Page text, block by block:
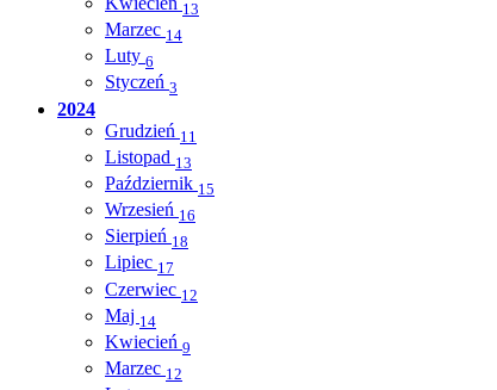
13
Marzec 14
Luty 6
Styczeń 3
2024
Grudzień 11
Listopad 13
Październik 15
Wrzesień 16
Sierpień 18
Lipiec 17
Czerwiec 12
Maj 14
Kwiecień 9
Marzec 12